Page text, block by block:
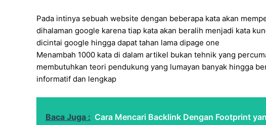
Pada intinya sebuah website dengan beberapa kata akan
dihalaman google karena tiap kata akan beralih menjadi kata
dicintai google hingga dapat tahan lama dipage one
Menambah 1000 kata di dalam artikel bukan tehnik yang
membutuhkan teori pendukung yang lumayan banyak hingga
informatif dan lengkap
Baca Juga : Cara Mencari Backlink Dengan Footprint